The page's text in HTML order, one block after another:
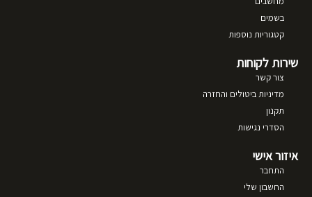
בשמים
קטגוריות נוספות
שירות לקוחות
צור קשר
מדיניות ביטולים והחזרה
תקנון
הסדרי נגישות
איזור אישי
התחבר
החשבון שלי